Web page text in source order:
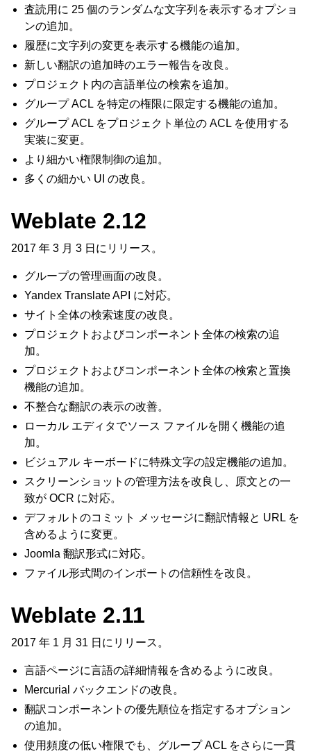
査読用に 25 個のランダムな文字列を表示するオプショ
ンの追加。
履歴に文字列の変更を表示する機能の追加。
新しい翻訳の追加時のエラー報告を改良。
プロジェクト内の言語単位の検索を追加。
グループ ACL を特定の権限に限定する機能の追加。
グループ ACL をプロジェクト単位の ACL を使用する
実装に変更。
より細かい権限制御の追加。
多くの細かい UI の改良。
Weblate 2.12
2017 年 3 月 3 日にリリース。
グループの管理画面の改良。
Yandex Translate API に対応。
サイト全体の検索速度の改良。
プロジェクトおよびコンポーネント全体の検索の追
加。
プロジェクトおよびコンポーネント全体の検索と置換
機能の追加。
不整合な翻訳の表示の改善。
ローカル エディタでソース ファイルを開く機能の追
加。
ビジュアル キーボードに特殊文字の設定機能の追加。
スクリーンショットの管理方法を改良し、原文との一
致が OCR に対応。
デフォルトのコミット メッセージに翻訳情報と URL を
含めるように変更。
Joomla 翻訳形式に対応。
ファイル形式間のインポートの信頼性を改良。
Weblate 2.11
2017 年 1 月 31 日にリリース。
言語ページに言語の詳細情報を含めるように改良。
Mercurial バックエンドの改良。
翻訳コンポーネントの優先順位を指定するオプション
の追加。
使用頻度の低い権限でも、グループ ACL をさらに一貫